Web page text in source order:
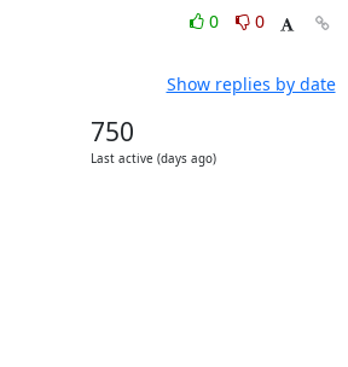
0
0
Show replies by date
750
Last active (days ago)